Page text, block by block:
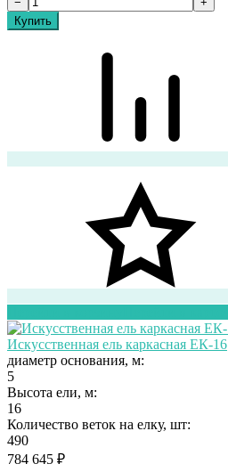
Искусственная ель каркасная ЕК-16
диаметр основания, м:
5
Высота ели, м:
16
Количество веток на елку, шт:
490
784 645 ₽